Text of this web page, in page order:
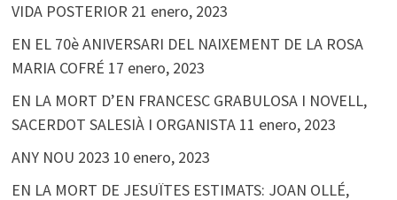
VIDA POSTERIOR 21 enero, 2023
EN EL 70è ANIVERSARI DEL NAIXEMENT DE LA ROSA
MARIA COFRÉ 17 enero, 2023
EN LA MORT D’EN FRANCESC GRABULOSA I NOVELL,
SACERDOT SALESIÀ I ORGANISTA 11 enero, 2023
ANY NOU 2023 10 enero, 2023
EN LA MORT DE JESUÏTES ESTIMATS: JOAN OLLÉ,